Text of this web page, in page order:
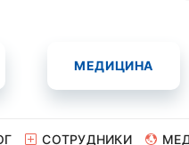
МЕДИЦИНА
СОТРУДНИКИ